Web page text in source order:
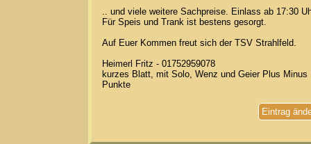
.. und viele weitere Sachpreise. Einlass ab 17:30
Für Speis und Trank ist bestens gesorgt.
Auf Euer Kommen freut sich der TSV Strahlfeld.
Heimerl Fritz - 01752959078
kurzes Blatt, mit Solo, Wenz und Geier Plus Minus
Punkte
Eintrag